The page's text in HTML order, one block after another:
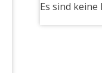
Es sind